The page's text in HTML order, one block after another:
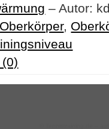
– Autor:
Oberkörper,